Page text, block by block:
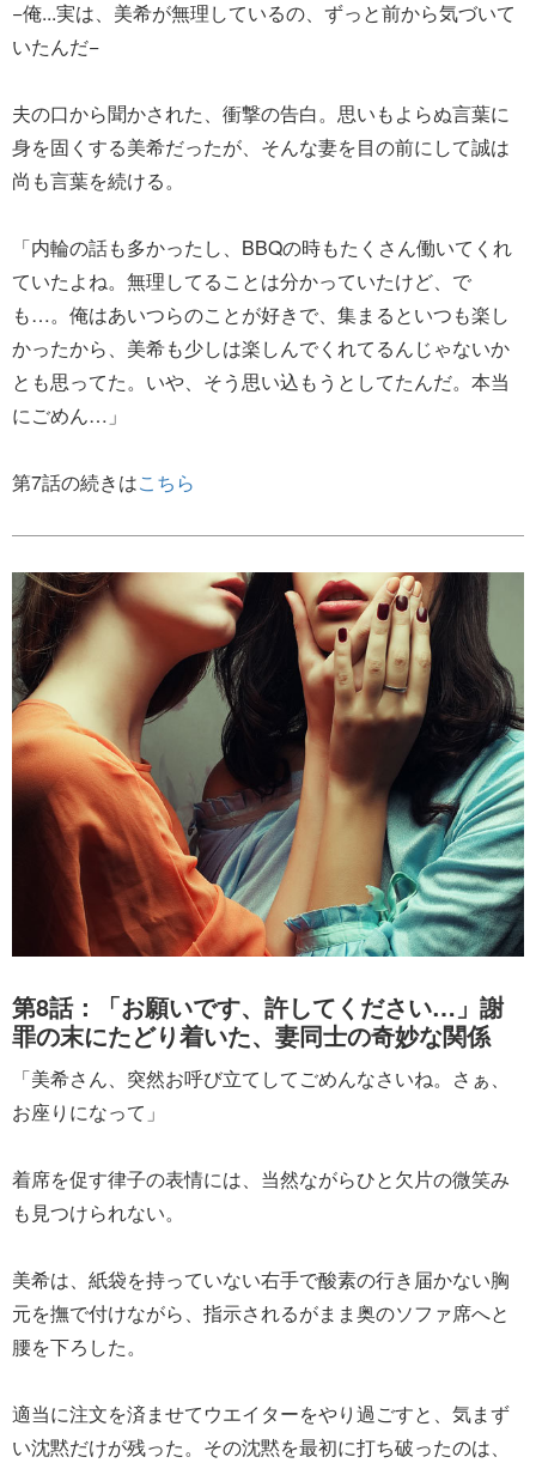
−俺...実は、美希が無理しているの、ずっと前から気づいて
いたんだ−
夫の口から聞かされた、衝撃の告白。思いもよらぬ言葉に
身を固くする美希だったが、そんな妻を目の前にして誠は
尚も言葉を続ける。
「内輪の話も多かったし、BBQの時もたくさん働いてくれ
ていたよね。無理してることは分かっていたけど、で
も…。俺はあいつらのことが好きで、集まるといつも楽し
かったから、美希も少しは楽しんでくれてるんじゃないか
とも思ってた。いや、そう思い込もうとしてたんだ。本当
にごめん…」
第7話の続きはこちら
第8話：「お願いです、許してください…」謝
罪の末にたどり着いた、妻同士の奇妙な関係
「美希さん、突然お呼び立てしてごめんなさいね。さぁ、
お座りになって」
着席を促す律子の表情には、当然ながらひと欠片の微笑み
も見つけられない。
美希は、紙袋を持っていない右手で酸素の行き届かない胸
元を撫で付けながら、指示されるがまま奥のソファ席へと
腰を下ろした。
適当に注文を済ませてウエイターをやり過ごすと、気まず
い沈黙だけが残った。その沈黙を最初に打ち破ったのは、